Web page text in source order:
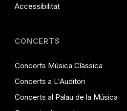
Accessibilitat
CONCERTS
Concerts Música Clàssica
Concerts a L'Auditori
Concerts al Palau de la Música